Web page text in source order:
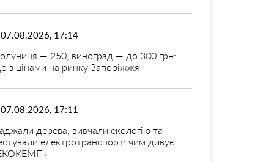
07.08.2026, 17:14
— 250, виноград — до 300 грн:
з цінами на ринку Запоріжжя
07.08.2026, 17:11
дерева, вивчали екологію та
електротранспорт: чим дивує